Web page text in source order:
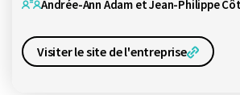
Andrée-Ann Adam et Jean-Philippe
Visiter le site de l'entreprise